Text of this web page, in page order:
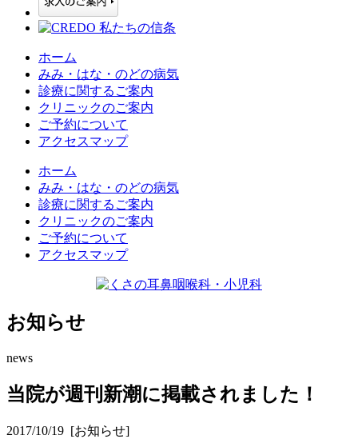
ホーム
みみ・はな・のどの病気
診療に関するご案内
クリニックのご案内
ご予約について
アクセスマップ
ホーム
みみ・はな・のどの病気
診療に関するご案内
クリニックのご案内
ご予約について
アクセスマップ
お知らせ
news
当院が週刊新潮に掲載されました！
2017/10/19 [お知らせ]